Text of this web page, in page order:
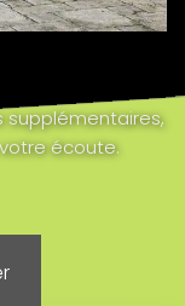
supplémentaires,
écoute.